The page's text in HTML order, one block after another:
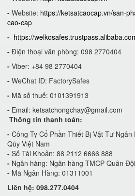
- Website: https://ketsatcaocap.vn/san-
cao-cap
- https://
- Điện thoại văn phòng: 098 2770404
- Viber: +84 98 2770404
- WeChat ID: FactorySafes
- Mã số thuế: 0101391913
- Email: ketsatchongchay@gmail.com
Thông tin thanh toán:
- Công Ty Cổ Phần Thiết Bị Vật Tư Ngân
Qũy Việt Nam
- Số Tài Khoản: 88 2112 6666 888
- Ngân hàng: Ngân hàng TMCP Quân
- Mã Ngân Hàng: 01311001
Liên hệ: 098.277.0404